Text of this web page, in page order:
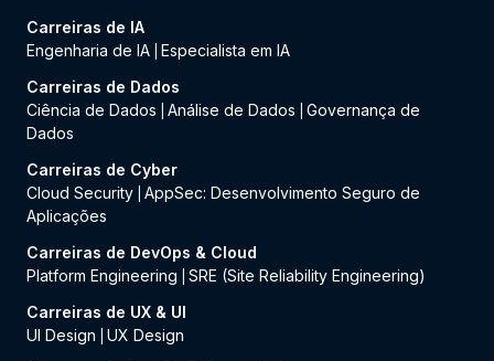
Carreiras de IA
Engenharia de IA Especialista em IA
Carreiras de Dados
Ciência de Dados
Análise de Dados
Governança de
Dados
Carreiras de Cyber
Cloud Security AppSec: Desenvolvimento Seguro de
Aplicações
Carreiras de DevOps & Cloud
Platform Engineering
SRE (Site Reliability Engineering)
Carreiras de UX & UI
UI Design
UX Design